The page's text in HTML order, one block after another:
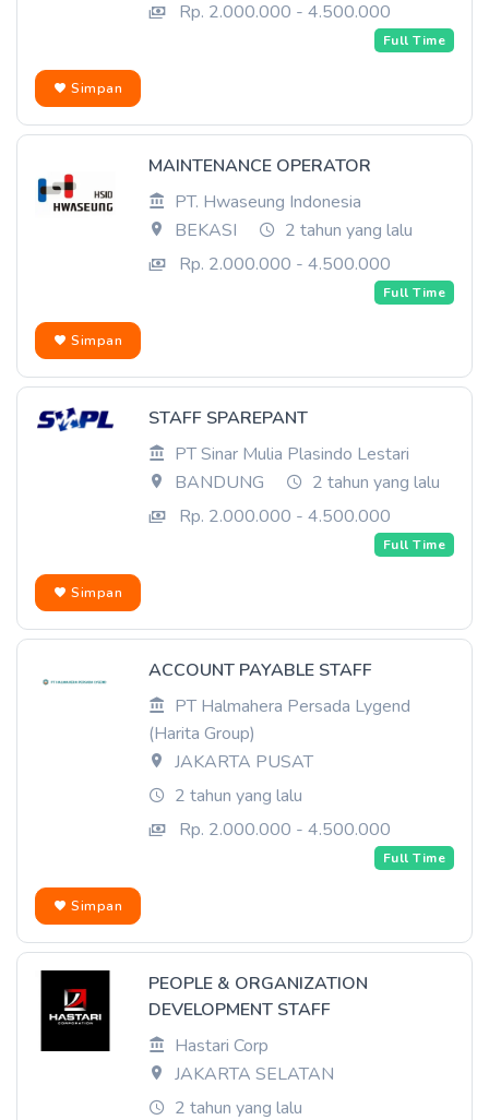
Rp. 2.000.000 - 4.500.000
Full Time
Simpan
MAINTENANCE OPERATOR
PT. Hwaseung Indonesia
BEKASI
2 tahun yang lalu
Rp. 2.000.000 - 4.500.000
Full Time
Simpan
STAFF SPAREPANT
PT Sinar Mulia Plasindo Lestari
BANDUNG
2 tahun yang lalu
Rp. 2.000.000 - 4.500.000
Full Time
Simpan
ACCOUNT PAYABLE STAFF
PT Halmahera Persada Lygend
(Harita Group)
JAKARTA PUSAT
2 tahun yang lalu
Rp. 2.000.000 - 4.500.000
Full Time
Simpan
PEOPLE & ORGANIZATION
DEVELOPMENT STAFF
Hastari Corp
JAKARTA SELATAN
2 tahun yang lalu